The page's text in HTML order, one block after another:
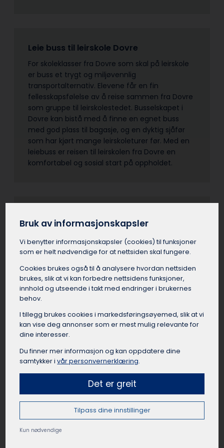
Leie buss til leirskole Dovre
For skoleklasser fra Dovre som skal på leirskole
er buss et trygt og miljøvennlig
transportalternativ. Elevene får en fin
fellesskapsfølelse av å reise sammen fra Dovre
som gruppe til leirskolestedet. Busselskapet i
Dovre kan bistå med å finne en egnet buss
med god plass til bagasje, og en dyktig sjåfør
som har kjørt mange leirskoleturer før. Med en
leiebuss er reisen til leirskolen fra Dovre en
komfortabel og sosial start på oppholdet.
Idrettslag, foreninger, klubber og organisasjoner
i Dovre har mange anledninger til å leie buss.
Det kan være lettere å leie buss i Dovre når de
skal til kamper, cuper, samlinger, events, turer
eller andre aktiviteter. Å reise sammen fra
Dovre som lag eller forening skaper samhold og
lagånd, samtidig som det er en praktisk og
Busselskapet i Dovre kan hjelpe med å finne
passende busstørrelse til gruppen, og sørge for
en vellykket tur.
Leie buss til private arrangement Dovre
Leie av buss kan være en god løsning for
privatpersoner i Dovre med arrangementer der
Bruk av informasjonskapsler
Vi benytter informasjons­kapsler (cookies) til funksjoner
som er helt nødvendige for at nettsiden skal fungere.
Cookies brukes også til å analysere hvordan nettsiden
brukes, slik at vi kan forbedre nettsidens funksjoner,
innhold og utseende i takt med endringer i brukernes
behov.
I tillegg brukes cookies i markedsførings­øyemed, slik at vi
kan vise deg annonser som er mest mulig relevante for
dine interesser.
Du finner mer informasjon og kan oppdatere dine
samtykker ivår personvernerklæring.
Det er greit
Tilpass dine innstillinger
Kun nødvendige